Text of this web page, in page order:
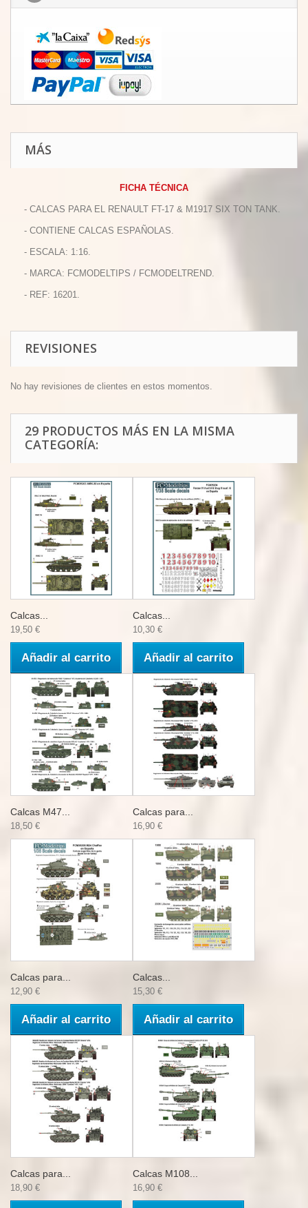
MÁS
FICHA TÉCNICA
- CALCAS PARA EL RENAULT FT-17 & M1917 SIX TON TANK.
- CONTIENE CALCAS ESPAÑOLAS.
- ESCALA: 1:16.
- MARCA: FCMODELTIPS / FCMODELTREND.
- REF: 16201.
REVISIONES
No hay revisiones de clientes en estos momentos.
29 PRODUCTOS MÁS EN LA MISMA
CATEGORÍA:
Calcas...
19,50 €
Añadir al carrito
Calcas...
10,30 €
Añadir al carrito
Calcas M47...
18,50 €
Calcas para...
16,90 €
Calcas para...
12,90 €
Añadir al carrito
Calcas...
15,30 €
Añadir al carrito
Calcas para...
18,90 €
Calcas M108...
16,90 €